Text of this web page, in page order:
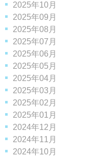
2025年10月
2025年09月
2025年08月
2025年07月
2025年06月
2025年05月
2025年04月
2025年03月
2025年02月
2025年01月
2024年12月
2024年11月
2024年10月